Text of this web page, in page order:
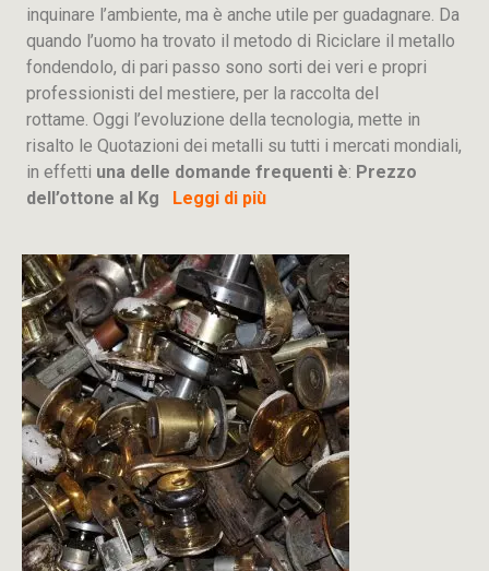
inquinare l’ambiente, ma è anche utile per guadagnare. Da
quando l’uomo ha trovato il metodo di Riciclare il metallo
fondendolo, di pari passo sono sorti dei veri e propri
professionisti del mestiere, per la raccolta del
rottame. Oggi l’evoluzione della tecnologia, mette in
risalto le Quotazioni dei metalli su tutti i mercati mondiali,
in effetti una delle domande frequenti è: Prezzo
dell’ottone al Kg Leggi di più